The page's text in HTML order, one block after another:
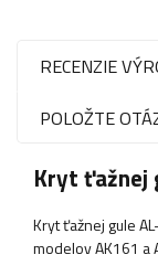
RECENZIE
POLOŽTE
Kryt ťažnej
Kryt ťažnej gule
modelov AK161 a